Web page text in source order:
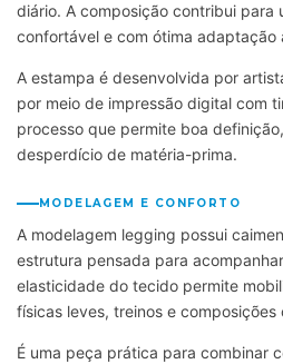
diário. A composição contribui para
confortável e com ótima adaptação
A estampa é desenvolvida por
por meio de impressão digital com
processo que permite boa
desperdício de matéria-prima.
MODELAGEM E CONFORTO
A modelagem legging possui
estrutura pensada para
elasticidade do tecido permite
físicas leves, treinos e composições
É uma peça prática para combinar